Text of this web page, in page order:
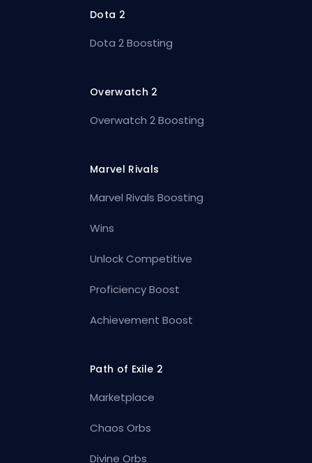
Dota 2
Dota 2 Boosting
Overwatch 2
Overwatch 2 Boosting
Marvel Rivals
Marvel Rivals Boosting
Wins
Unlock Competitive
Proficiency Boost
Achievement Boost
Path of Exile 2
Marketplace
Chaos Orbs
Divine Orbs